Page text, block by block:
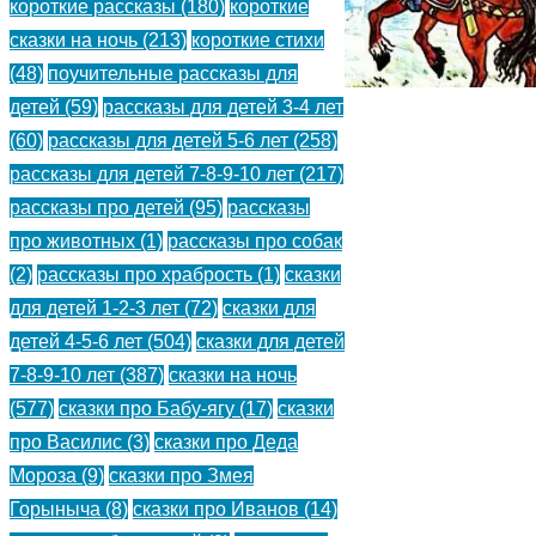
волшебные
сказки
Сказка
о
славном
могучем
богатыре
Еруслане
Лазаревиче
()
короткие рассказы (180) короткие
сказки на ночь (213) короткие стихи
(48) поучительные рассказы для
детей (59) рассказы для детей 3-4 лет
(60) рассказы для детей 5-6 лет (258)
рассказы для детей 7-8-9-10 лет (217)
рассказы про детей (95) рассказы
про животных (1) рассказы про собак
(2) рассказы про храбрость (1) сказки
для детей 1-2-3 лет (72) сказки для
детей 4-5-6 лет (504) сказки для детей
7-8-9-10 лет (387) сказки на ночь
(577) сказки про Бабу-ягу (17) сказки
про Василис (3) сказки про Деда
Мороза (9) сказки про Змея
Горыныча (8) сказки про Иванов (14)